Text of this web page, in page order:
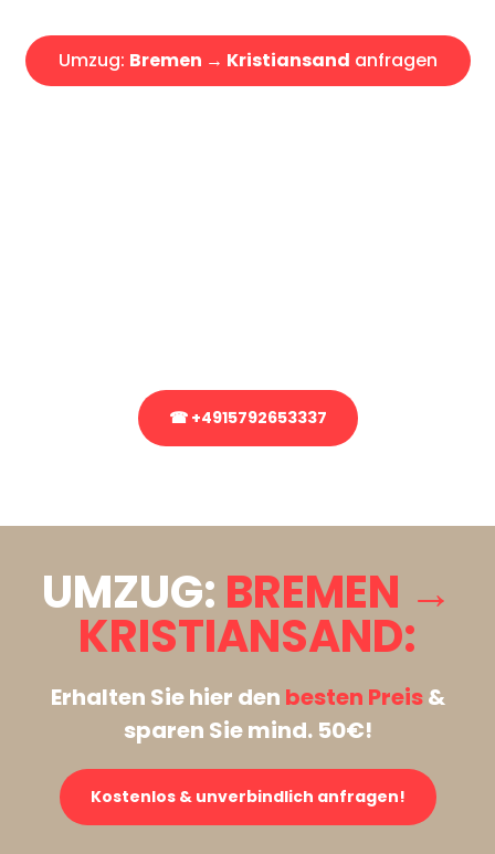
Umzug: Bremen → Kristiansand anfragen
☎ +4915792653337
UMZUG: BREMEN →
KRISTIANSAND:
Erhalten Sie hier den besten Preis&
sparen Sie mind. 50€!
Kostenlos & unverbindlich anfragen!